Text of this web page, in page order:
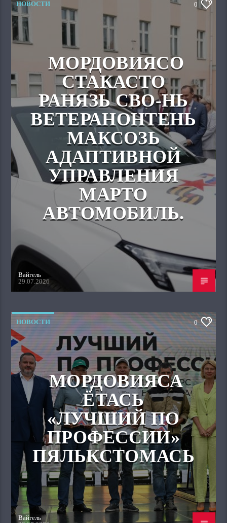
НОВОСТИ 0
МОРДОВИЯСО
СТАКАСТО
РАНЯЗЬ СВО-НЬ
ВЕТЕРАНОНТЕНЬ
МАКСОЗЬ
АДАПТИВНОЙ
УПРАВЛЕНИЯ
МАРТО
АВТОМОБИЛЬ.
Вайгель
29.07.2026
НОВОСТИ 0
МОРДОВИЯСА
ЁТАСЬ
«ЛУЧШИЙ ПО
ПРОФЕССИИ»
ПЯЛЬКСТОМАСЬ
Вайгель